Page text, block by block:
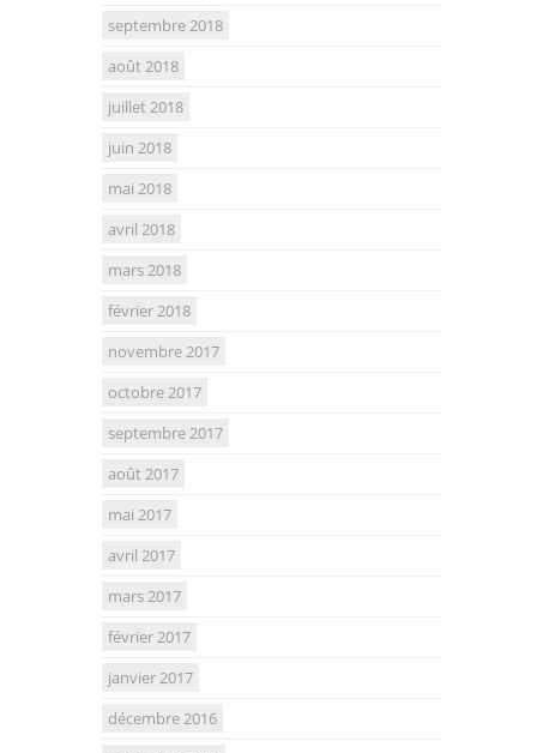
septembre 2018
août 2018
juillet 2018
juin 2018
mai 2018
avril 2018
mars 2018
février 2018
novembre 2017
octobre 2017
septembre 2017
août 2017
mai 2017
avril 2017
mars 2017
février 2017
janvier 2017
décembre 2016